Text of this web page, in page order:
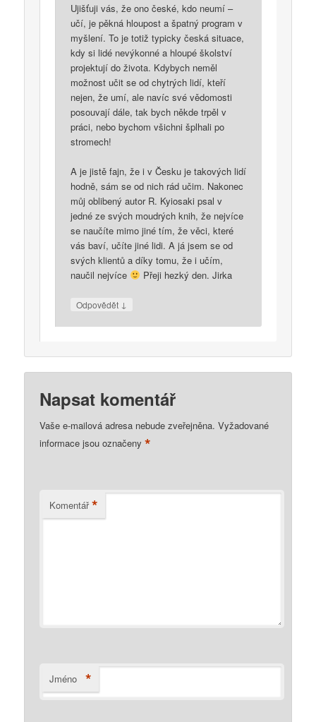
Ujišťuji vás, že ono české, kdo neumí –
učí, je pěkná hloupost a špatný program v
myšlení. To je totiž typicky česká situace,
kdy si lidé nevýkonné a hloupé školství
projektují do života. Kdybych neměl
možnost učit se od chytrých lidí, kteří
nejen, že umí, ale navíc své vědomosti
posouvají dále, tak bych někde trpěl v
práci, nebo bychom všichni šplhali po
stromech!
A je jistě fajn, že i v Česku je takových lidí
hodně, sám se od nich rád učim. Nakonec
můj oblibený autor R. Kyiosaki psal v
jedné ze svých moudrých knih, že nejvíce
se naučíte mimo jiné tím, že věci, které
vás baví, učíte jiné lidi. A já jsem se od
svých klientů a díky tomu, že i učím,
naučil nejvíce
Přeji hezký den. Jirka
Odpovědět ↓
Napsat komentář
Vaše e-mailová adresa nebude zveřejněna. Vyžadované
informace jsou označeny*
Komentář *
Jméno *